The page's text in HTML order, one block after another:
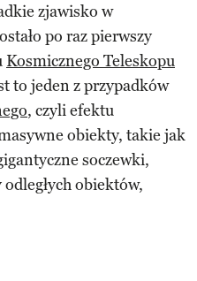
zjawisko w
po raz pierwszy
Kosmicznego Teleskopu
to jeden z przypadków
, czyli efektu
obiekty, takie jak
soczewki,
obiektów,